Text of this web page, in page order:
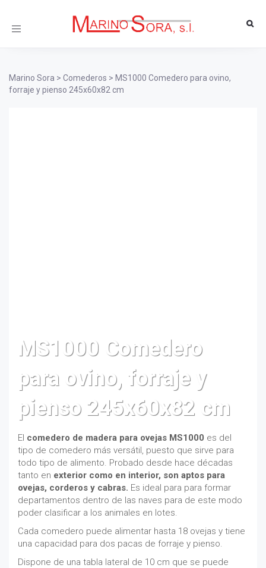
Toggle
Marino Sora > Comederos > MS1000 Comedero para ovino,
forraje y pienso 245x60x82 cm
MS1000 Comedero
para ovino, forraje y
pienso 245x60x82 cm
El comedero de madera para ovejas MS1000 es del
tipo de comedero más versátil, puesto que sirve para
todo tipo de alimento. Probado desde hace décadas
tanto en exterior como en interior, son aptos para
ovejas, corderos y cabras. Es ideal para para formar
departamentos dentro de las naves para de este modo
poder clasificar a los animales en lotes.
Cada comedero puede alimentar hasta 18 ovejas y tiene
una capacidad para dos pacas de forraje y pienso.
Dispone de una tabla lateral de 10 cm que se puede